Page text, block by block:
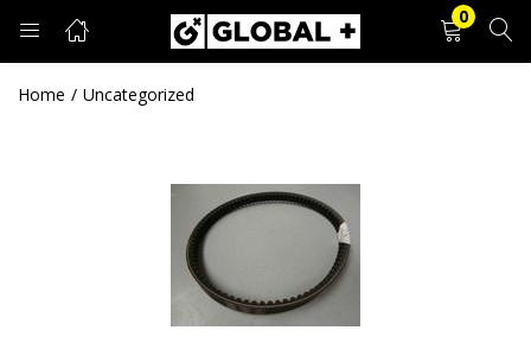
0
PRIJAVA REGISTRACIJA
Home Uncategorized